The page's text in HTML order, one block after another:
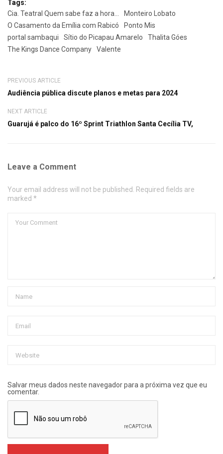
Tags:
Cia. Teatral Quem sabe faz a hora...
Monteiro Lobato
O Casamento da Emília com Rabicó
Ponto Mis
portal sambaqui
Sítio do Picapau Amarelo
Thalita Góes
The Kings Dance Company
Valente
PREVIOUS ARTICLE
Audiência pública discute planos e metas para 2024
NEXT ARTICLE
Guarujá é palco do 16º Sprint Triathlon Santa Cecília TV,
Leave a Comment
Your email address will not be published. Required fields are
marked *
Salvar meus dados neste navegador para a próxima vez que eu
comentar.